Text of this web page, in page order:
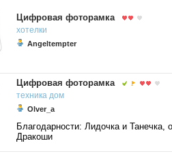
Цифровая фоторамка
хотелки
Angeltempter
Цифровая фоторамка
техника дом
Olver_a
Благодарности: Лидочка и Танечка,
Дракоши